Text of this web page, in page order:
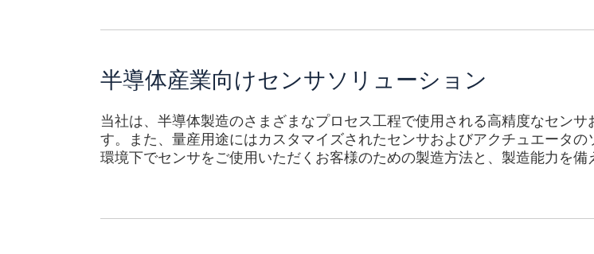
半導体産業向けセンサソリューション
当社は、半導体製造のさまざまなプロセス工程で使用される高精度なセン
す。また、量産用途にはカスタマイズされたセンサおよびアクチュエータ
環境下でセンサをご使用いただくお客様のための製造方法と、製造能力を備